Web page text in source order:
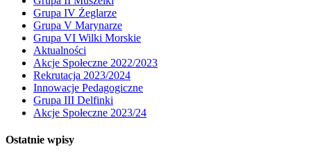
Grupa IV Żeglarze
Grupa V Marynarze
Grupa VI Wilki Morskie
Aktualności
Akcje Społeczne 2022/2023
Rekrutacja 2023/2024
Innowacje Pedagogiczne
Grupa III Delfinki
Akcje Społeczne 2023/24
Ostatnie wpisy